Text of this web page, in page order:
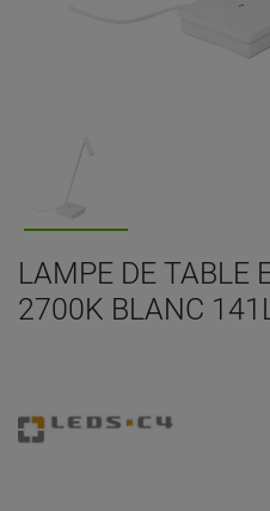
LAMPE DE TABLE
2700K BLANC